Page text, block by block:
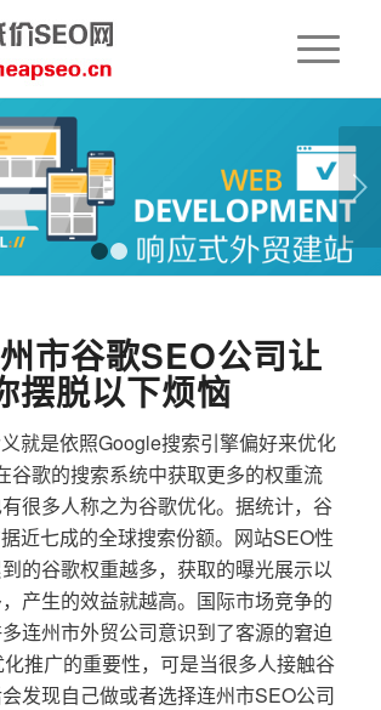
下一页
1 2
市谷歌SEO公司让
摆脱以下烦恼
就是依照Google搜索引擎偏好来优化
谷歌的搜索系统中获取更多的权重流
很多人称之为谷歌优化。据统计，谷
近七成的全球搜索份额。网站SEO性
的谷歌权重越多，获取的曝光展示以
产生的效益就越高。国际市场竞争的
连州市外贸公司意识到了客源的窘迫
推广的重要性，可是当很多人接触谷
发现自己做或者选择连州市SEO公司